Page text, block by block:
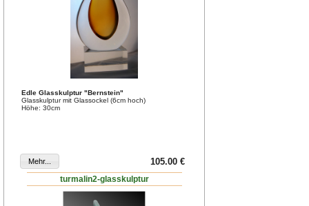
Edle Glasskulptur "Bernstein"
Glasskulptur mit Glassockel (6cm hoch)
Höhe: 30cm
105.00 €
turmalin2-glasskulptur